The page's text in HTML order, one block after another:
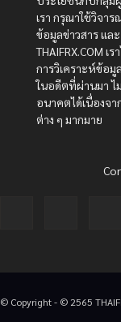
เรา กรุณาใช้วิจา
ข้อมูลข่าวสาร แล
THAIFRX.COM
การวิเคราะห์ข้อมู
ในอดีตที่ผ่านมา ไ
อนาคตได้เนื่องจ
ต่าง ๆ มากมาย
© Copyright - © 2565